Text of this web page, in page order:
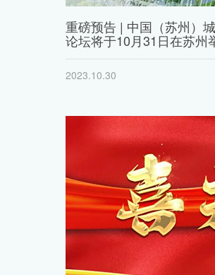
重磅预告 | 中国（苏州）
论坛将于10月31日在苏州
2023.10.30